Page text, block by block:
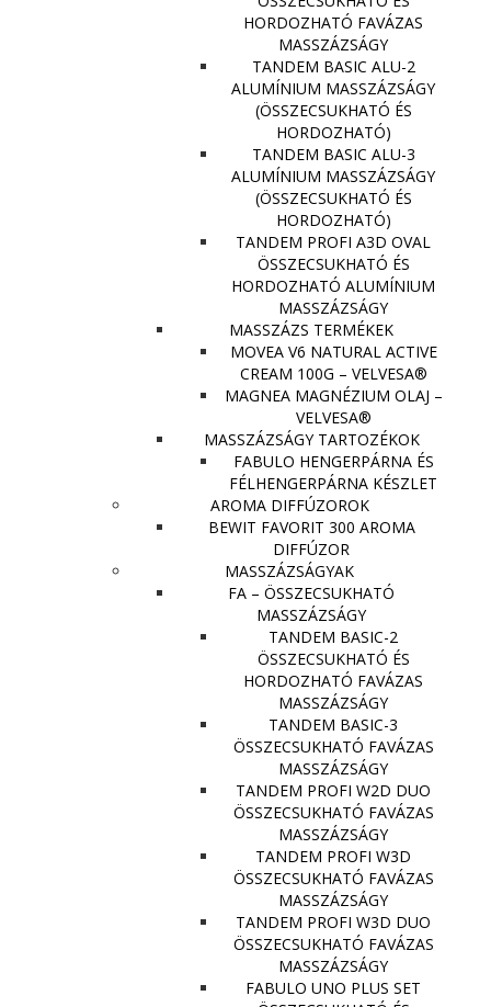
HORDOZHATÓ FAVÁZAS
MASSZÁZSÁGY
TANDEM BASIC ALU-2
ALUMÍNIUM MASSZÁZSÁGY
(ÖSSZECSUKHATÓ ÉS
HORDOZHATÓ)
TANDEM BASIC ALU-3
ALUMÍNIUM MASSZÁZSÁGY
(ÖSSZECSUKHATÓ ÉS
HORDOZHATÓ)
TANDEM PROFI A3D OVAL
ÖSSZECSUKHATÓ ÉS
HORDOZHATÓ ALUMÍNIUM
MASSZÁZSÁGY
MASSZÁZS TERMÉKEK
MOVEA V6 NATURAL ACTIVE
CREAM 100G – VELVESA®
MAGNEA MAGNÉZIUM OLAJ –
VELVESA®
MASSZÁZSÁGY TARTOZÉKOK
FABULO HENGERPÁRNA ÉS
FÉLHENGERPÁRNA KÉSZLET
AROMA DIFFÚZOROK
BEWIT FAVORIT 300 AROMA
DIFFÚZOR
MASSZÁZSÁGYAK
FA – ÖSSZECSUKHATÓ
MASSZÁZSÁGY
TANDEM BASIC-2
ÖSSZECSUKHATÓ ÉS
HORDOZHATÓ FAVÁZAS
MASSZÁZSÁGY
TANDEM BASIC-3
ÖSSZECSUKHATÓ FAVÁZAS
MASSZÁZSÁGY
TANDEM PROFI W2D DUO
ÖSSZECSUKHATÓ FAVÁZAS
MASSZÁZSÁGY
TANDEM PROFI W3D
ÖSSZECSUKHATÓ FAVÁZAS
MASSZÁZSÁGY
TANDEM PROFI W3D DUO
ÖSSZECSUKHATÓ FAVÁZAS
MASSZÁZSÁGY
FABULO UNO PLUS SET